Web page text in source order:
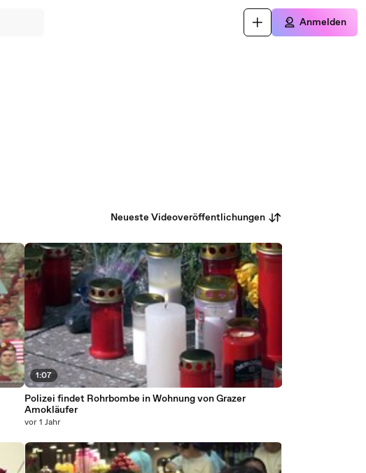
Anmelden
Neueste Videoveröffentlichungen
1:07
Polizei findet Rohrbombe in Wohnung von Grazer
Amokläufer
vor 1 Jahr